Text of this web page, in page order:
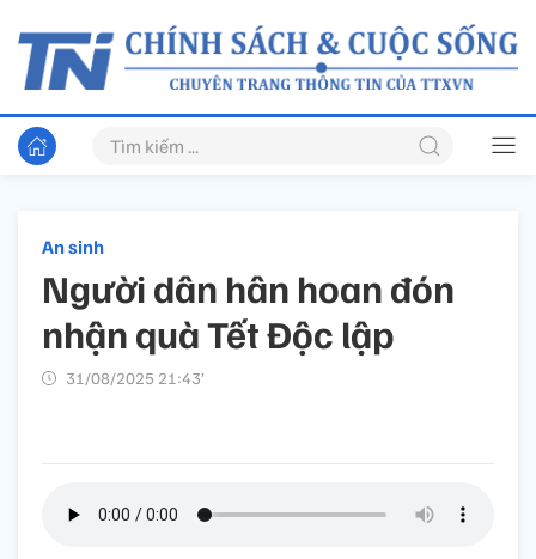
An sinh
Người dân hân hoan đón
nhận quà Tết Độc lập
31/08/2025 21:43’